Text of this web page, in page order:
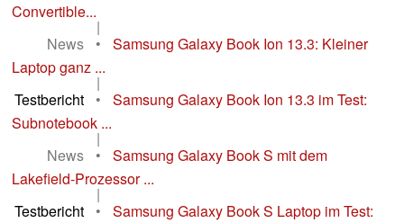
Convertible...
|
News
•
Samsung Galaxy Book Ion 13.3: Kleiner
Laptop ganz ...
|
Testbericht
•
Samsung Galaxy Book Ion 13.3 im Test:
Subnotebook ...
|
News
•
Samsung Galaxy Book S mit dem
Lakefield-Prozessor ...
|
Testbericht
•
Samsung Galaxy Book S Laptop im Test: